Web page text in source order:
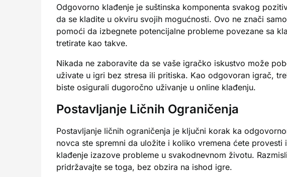
Odgovorno klađenje je suštinska komponenta svakog
da se kladite u okviru svojih mogućnosti. Ovo ne znači
pomoći da izbegnete potencijalne probleme povezane sa
tretirate kao takve.
Nikada ne zaboravite da se vaše igračko iskustvo može
uživate u igri bez stresa ili pritiska. Kao odgovoran igrač,
biste osigurali dugoročno uživanje u online klađenju.
Postavljanje Ličnih Ograničenja
Postavljanje ličnih ograničenja je ključni korak ka
novca ste spremni da uložite i koliko vremena ćete
klađenje izazove probleme u svakodnevnom životu.
pridržavajte se toga, bez obzira na ishod igre.